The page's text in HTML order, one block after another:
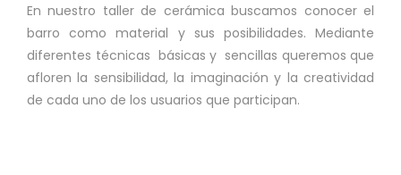
En nuestro taller de cerámica buscamos conocer el
barro como material y sus posibilidades. Mediante
diferentes técnicas básicas y sencillas queremos que
afloren la sensibilidad, la imaginación y la creatividad
de cada uno de los usuarios que participan.